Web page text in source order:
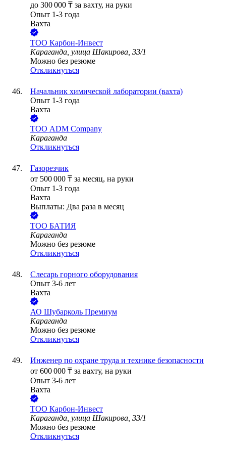
до 300 000 ₸ за вахту, на руки
Опыт 1-3 года
Вахта
ТОО Карбон-Инвест
Караганда, улица Шакирова, 33/1
Можно без резюме
Откликнуться
Начальник химической лаборатории (вахта)
Опыт 1-3 года
Вахта
ТОО ADM Company
Караганда
Откликнуться
Газорезчик
от 500 000 ₸ за месяц, на руки
Опыт 1-3 года
Вахта
Выплаты: Два раза в месяц
ТОО БАТИЯ
Караганда
Можно без резюме
Откликнуться
Слесарь горного оборудования
Опыт 3-6 лет
Вахта
АО Шубарколь Премиум
Караганда
Можно без резюме
Откликнуться
Инженер по охране труда и технике безопасности
от 600 000 ₸ за вахту, на руки
Опыт 3-6 лет
Вахта
ТОО Карбон-Инвест
Караганда, улица Шакирова, 33/1
Можно без резюме
Откликнуться